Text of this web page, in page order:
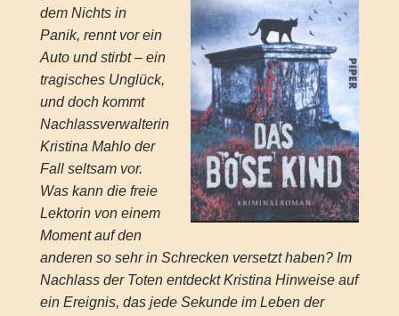
dem Nichts in
Panik, rennt vor ein
Auto und stirbt – ein
tragisches Unglück,
und doch kommt
Nachlassverwalterin
Kristina Mahlo der
Fall seltsam vor.
Was kann die freie
Lektorin von einem
Moment auf den
anderen so sehr in Schrecken versetzt haben? Im
Nachlass der Toten entdeckt Kristina Hinweise auf
ein Ereignis, das jede Sekunde im Leben der